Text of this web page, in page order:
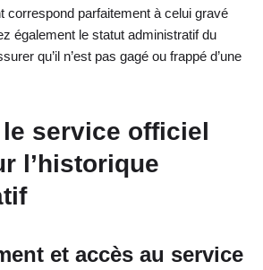
correspond parfaitement à celui gravé
également le statut administratif du
qu’il n’est pas gagé ou frappé d’une
service officiel
l’historique
et accès au service